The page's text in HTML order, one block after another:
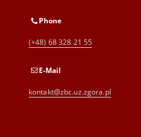
Phone
(+48) 68 328 21 55
E-Mail
kontakt@zbc.uz.zgora.pl